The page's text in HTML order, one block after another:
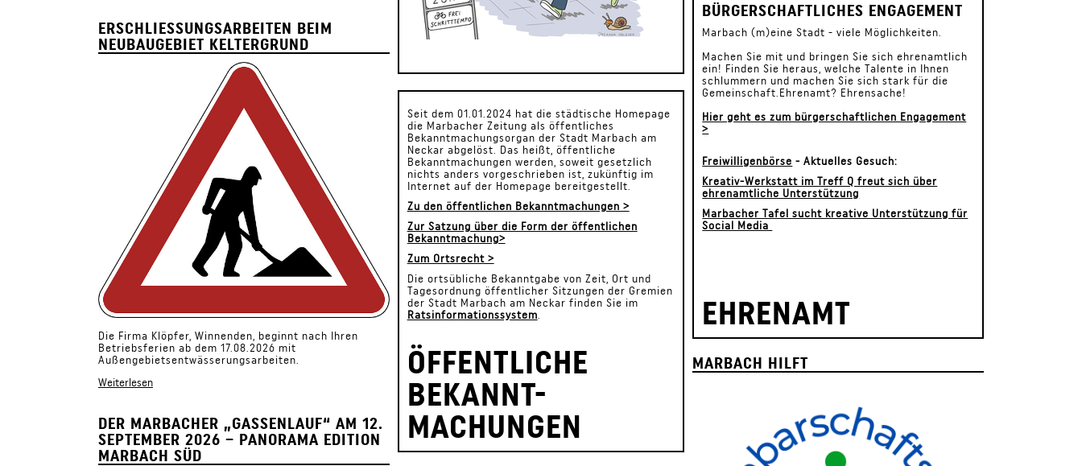
ERSCHLIESSUNGSARBEITEN BEIM N
EUBAUGEBIET KELTERGRUND
Die Firma Klöpfer, Winnenden, beginnt nach Ihren
Betriebsferien ab dem 17.08.2026 mit
Außengebietsentwässerungsarbeiten.
Weiterlesen
DER MARBACHER „GASSENLAUF“ AM 12.
SEPTEMBER 2026 – PANORAMA EDITION
MARBACH SÜD
Seit dem 01.01.2024 hat die städtische Homepage
die Marbacher Zeitung als öffentliches
Bekanntmachungsorgan der Stadt Marbach am
Neckar abgelöst. Das heißt, öffentliche
Bekanntmachungen werden, soweit gesetzlich
nichts anders vorgeschrieben ist, zukünftig im
Internet auf der Homepage bereitgestellt.
Zu den öffentlichen Bekanntmachungen >
Zur Satzung über die Form der öffentlichen
Bekanntmachung>
Zum Ortsrecht >
Die ortsübliche Bekanntgabe von Zeit, Ort und
Tagesordnung öffentlicher Sitzungen der Gremien
der Stadt Marbach am Neckar finden Sie im
Ratsinformationssystem
ÖFFENTLICHE
BEKANNT-
MACHUNGEN
BÜRGERSCHAFTLICHES ENGAGEMENT
Marbach (m)eine Stadt - viele Möglichkeiten.
Machen Sie mit und bringen Sie sich ehrenamtlich
ein! Finden Sie heraus, welche Talente in Ihnen
schlummern und machen Sie sich stark für die
Gemeinschaft.Ehrenamt? Ehrensache!
Hier geht es zum bürgerschaftlichen Engagement
>
Freiwilligenbörse - Aktuelles Gesuch:
Kreativ-Werkstatt im Treff Q freut sich über
ehrenamtliche Unterstützung
Marbacher Tafel sucht kreative Unterstützung für
Social Media
EHRENAMT
MARBACH HILFT